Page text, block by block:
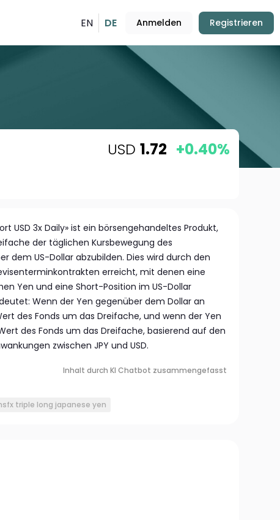
EN DE Anmelden Registrieren
USD 1.72 +0.40%
USD 3x Daily» ist ein börsengehandeltes Produkt,
der täglichen Kursbewegung des
dem US-Dollar abzubilden. Dies wird durch den
erreicht, mit denen eine
Yen und eine Short-Position im US-Dollar
Wenn der Yen gegenüber dem Dollar an
des Fonds um das Dreifache, und wenn der Yen
des Fonds um das Dreifache, basierend auf den
zwischen JPY und USD.
Inhalt durch KI Chatbot zusammengefasst
triple long japanese yen